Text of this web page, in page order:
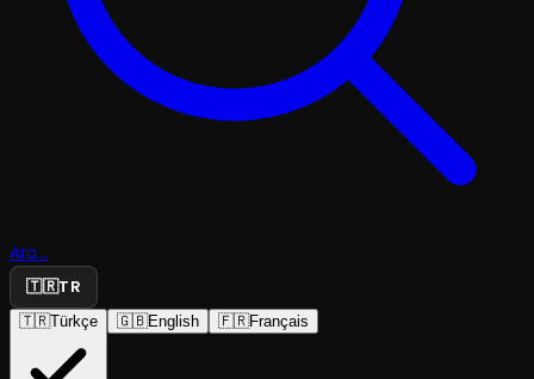
Ara...
🇹🇷TR
🇹🇷Türkçe 🇬🇧English 🇫🇷Français